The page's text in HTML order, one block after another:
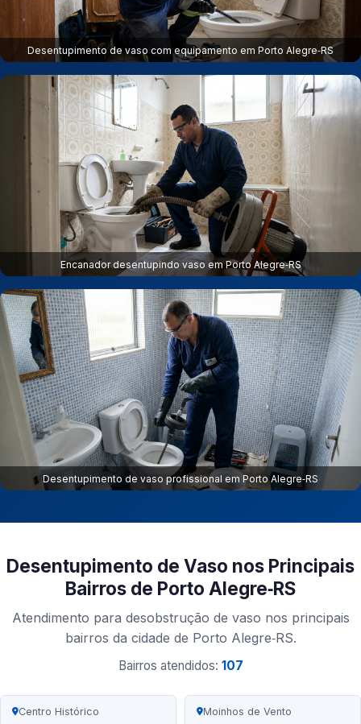
Desentupimento de vaso com equipamento em Porto Alegre‑RS
Encanador desentupindo vaso em Porto Alegre‑RS
Desentupimento de vaso profissional em Porto Alegre‑RS
Desentupimento de Vaso nos Principais
Bairros de Porto Alegre‑RS
Atendimento para desobstrução de vaso nos principais
bairros da cidade de Porto Alegre‑RS.
Bairros atendidos: 107
Centro Histórico Moinhos de Vento